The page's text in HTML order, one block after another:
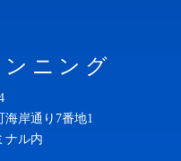
ンニング
海岸通り7番地1
ナル内